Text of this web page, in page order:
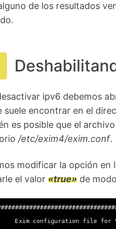
de los resultados
ipv6 debemos
suele encontrar en el
es posible que el
/etc/exim4/exim.conf.
modificar la opción en
el valor «true»de